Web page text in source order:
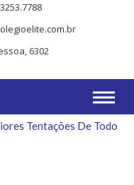
6302
Tentações De Todo